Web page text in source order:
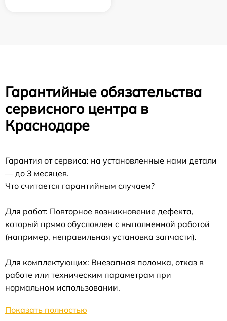
Гарантийные обязательства
сервисного центра в
Краснодаре
Гарантия от сервиса: на установленные нами детали
— до 3 месяцев.
Что считается гарантийным случаем?
Для работ: Повторное возникновение дефекта,
который прямо обусловлен с выполненной работой
(например, неправильная установка запчасти).
Для комплектующих: Внезапная поломка, отказ в
работе или техническим параметрам при
нормальном использовании.
Показать полностью